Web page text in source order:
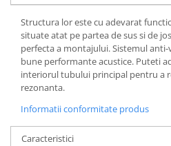
Structura lor este cu adevarat
situate atat pe partea de sus si de
perfecta a montajului. Sistemul
bune performante acustice. Puteti
interiorul tubului principal pentru a
rezonanta.
Informatii conformitate produs
Caracteristici